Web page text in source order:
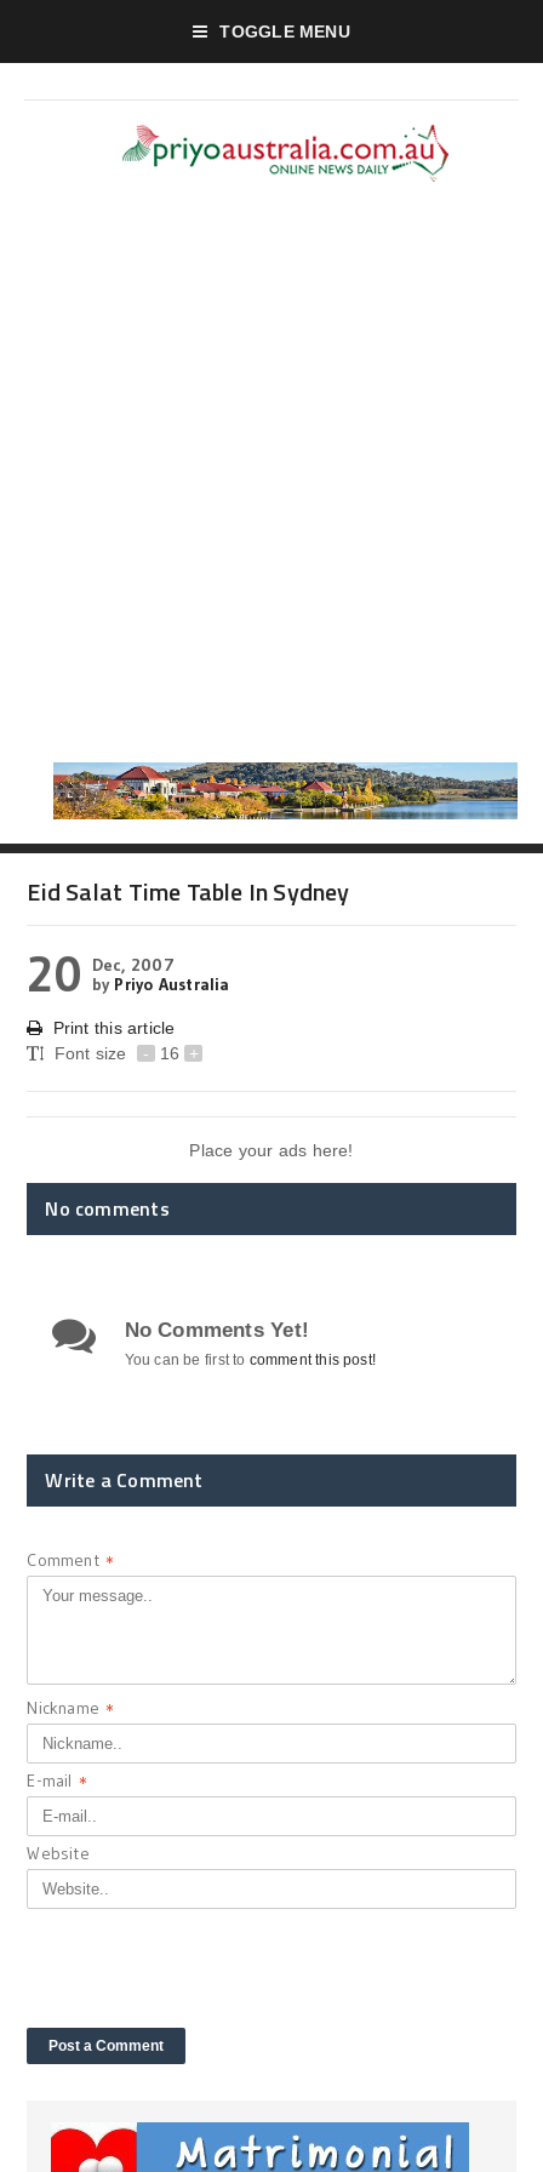
TOGGLE MENU
Eid Salat Time Table In Sydney
20
Dec, 2007
by Priyo Australia
Print this article
Font size
- 16 +
Place your ads here!
No comments
No Comments Yet!
You can be first to comment this post!
Write a Comment
Comment *
Nickname *
E-mail *
Website